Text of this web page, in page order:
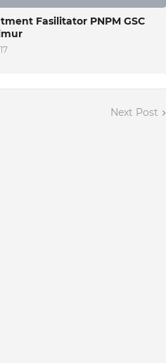
Fasilitator PNPM GSC
Next Post